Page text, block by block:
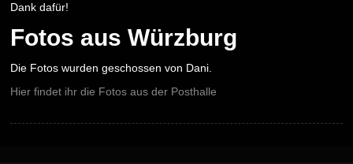
Dank dafür!
Fotos aus Würzburg
Die Fotos wurden geschossen von Dani.
Hier findet ihr die Fotos aus der Posthalle